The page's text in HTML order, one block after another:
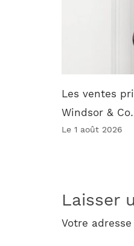
Les ventes
Windsor &
Le 1 août 2026
Laisser
Votre